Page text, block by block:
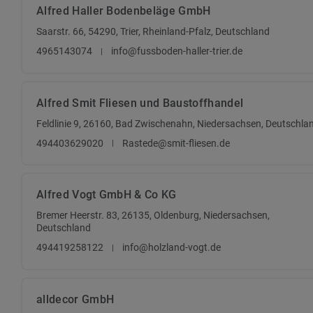
Alfred Haller Bodenbeläge GmbH
Saarstr. 66, 54290, Trier, Rheinland-Pfalz, Deutschland
4965143074
info@fussboden-haller-trier.de
Alfred Smit Fliesen und Baustoffhandel
Feldlinie 9, 26160, Bad Zwischenahn, Niedersachsen,
494403629020
Rastede@smit-fliesen.de
Alfred Vogt GmbH & Co KG
Bremer Heerstr. 83, 26135, Oldenburg, Niedersachsen,
Deutschland
494419258122
info@holzland-vogt.de
alldecor GmbH